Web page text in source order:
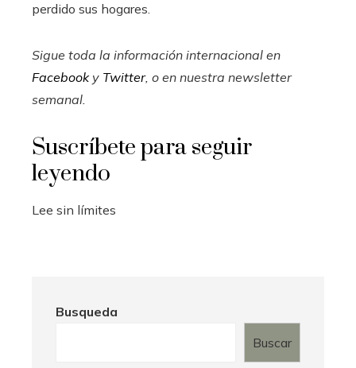
perdido sus hogares.
Sigue toda la información internacional en
Facebooky Twitter, o en nuestra newsletter
semanal.
Suscríbete para seguir
leyendo
Lee sin límites
Busqueda
Buscar